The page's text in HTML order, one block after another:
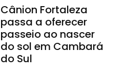
Cânion Fortaleza
passa a oferecer
passeio ao nascer
do sol em Cambará
do Sul